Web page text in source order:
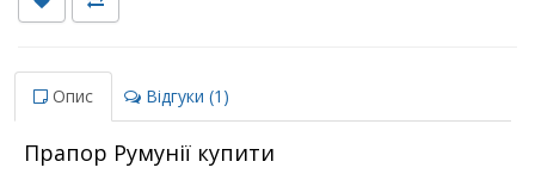
Опис Відгуки (1)
Прапор Румунії купити